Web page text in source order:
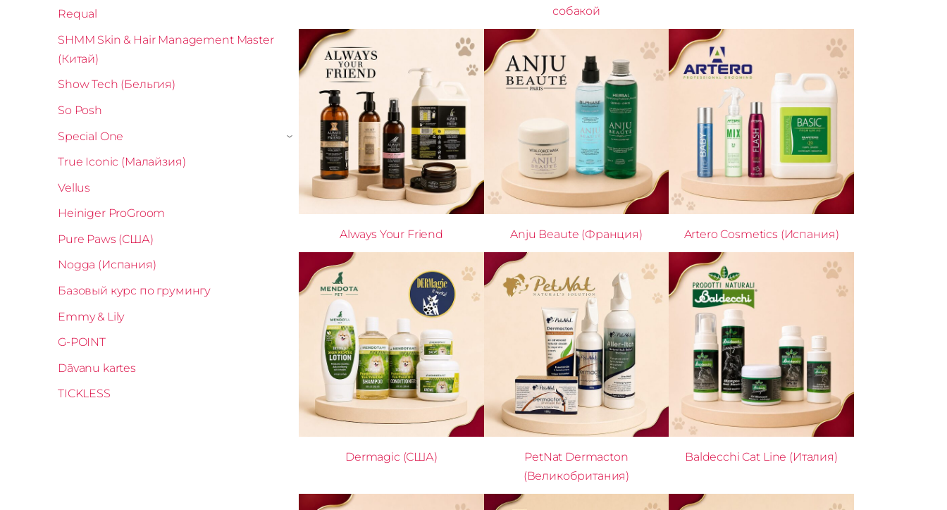
Requal
SHMM Skin & Hair Management Master
(Китай)
Show Tech (Бельгия)
So Posh
Special One
›
True Iconic (Малайзия)
Vellus
Heiniger ProGroom
Pure Paws (США)
Nogga (Испания)
Базовый курс по грумингу
Emmy & Lily
G-POINT
Dāvanu kartes
TICKLESS
собакой
Always Your Friend Anju Beaute (Франция) Artero Cosmetics (Испания)
Dermagic (США)
PetNat Dermacton
(Великобритания)
Baldecchi Cat Line (Италия)